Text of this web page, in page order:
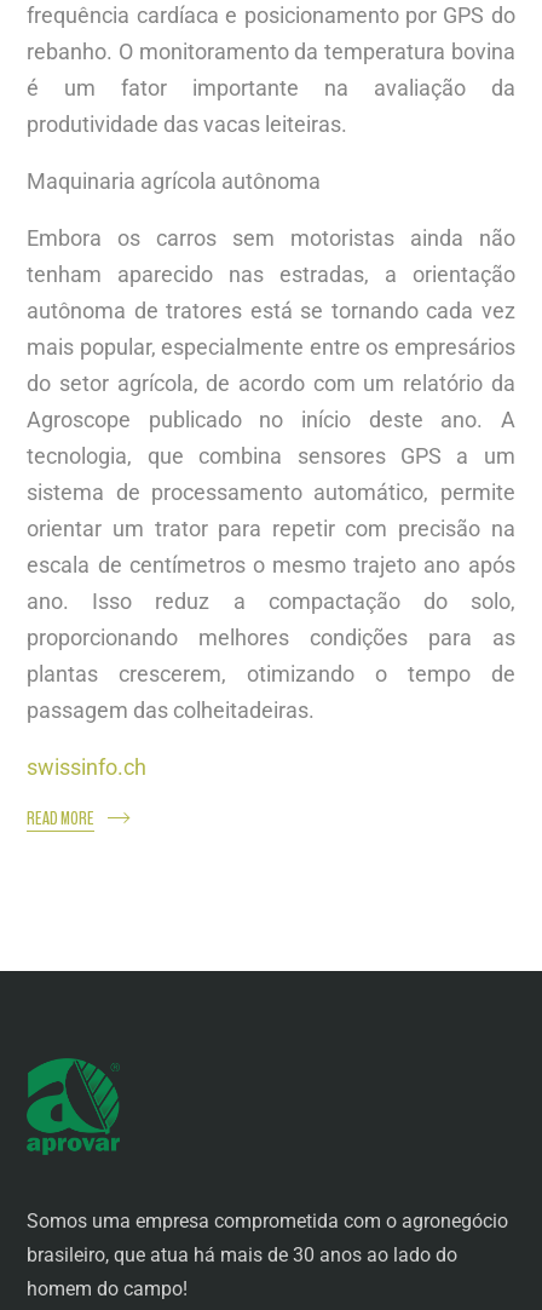
frequência cardíaca e posicionamento por GPS do
rebanho. O monitoramento da temperatura bovina
é um fator importante na avaliação da
produtividade das vacas leiteiras.
Maquinaria agrícola autônoma
Embora os carros sem motoristas ainda não
tenham aparecido nas estradas, a orientação
autônoma de tratores está se tornando cada vez
mais popular, especialmente entre os empresários
do setor agrícola, de acordo com um relatório da
Agroscope publicado no início deste ano. A
tecnologia, que combina sensores GPS a um
sistema de processamento automático, permite
orientar um trator para repetir com precisão na
escala de centímetros o mesmo trajeto ano após
ano. Isso reduz a compactação do solo,
proporcionando melhores condições para as
plantas crescerem, otimizando o tempo de
passagem das colheitadeiras.
swissinfo.ch
READ MORE
Somos uma empresa comprometida com o agronegócio
brasileiro, que atua há mais de 30 anos ao lado do
homem do campo!